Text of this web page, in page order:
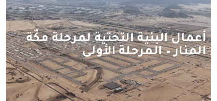
أعمال البنية التحتية لمرحلة مكّة
المنار – المرحلة الأولى